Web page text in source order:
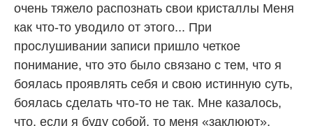
очень тяжело распознать свои кристаллы Меня
как что-то уводило от этого... При
прослушивании записи пришло четкое
понимание, что это было связано с тем, что я
боялась проявлять себя и свою истинную суть,
боялась сделать что-то не так. Мне казалось,
что, если я буду собой, то меня «заклюют»,